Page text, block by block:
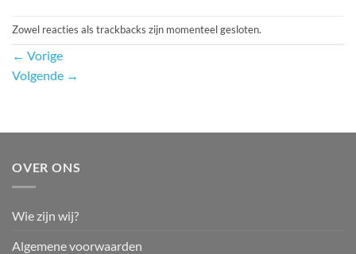
Zowel reacties als trackbacks zijn momenteel gesloten.
← Vorige
Volgende →
OVER ONS
Wie zijn wij?
Algemene voorwaarden